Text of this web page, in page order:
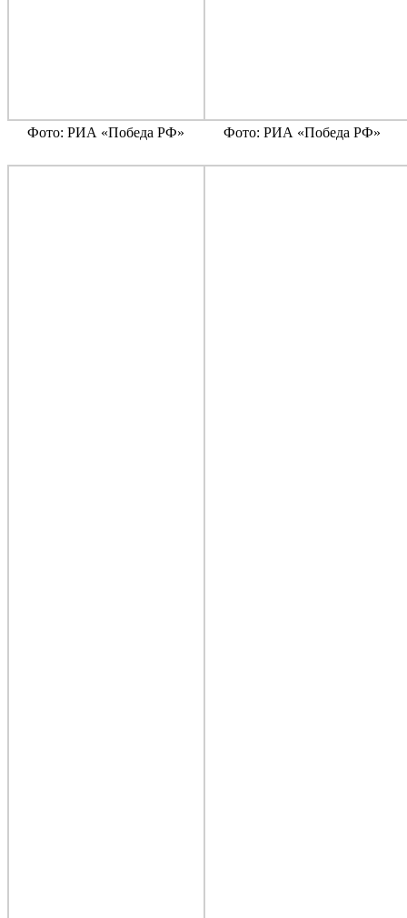
Фото: РИА «Победа РФ» Фото: РИА «Победа РФ»